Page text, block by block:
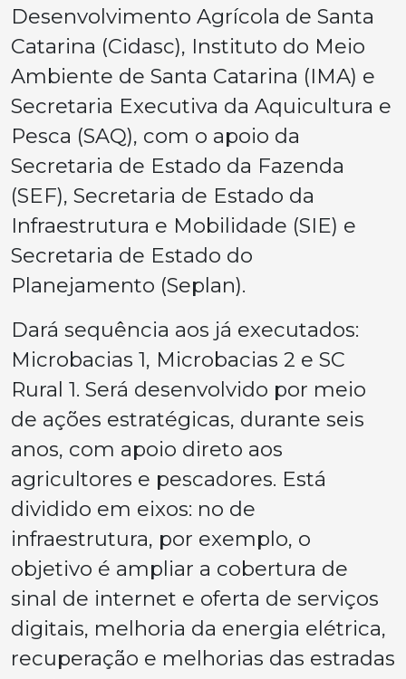
Desenvolvimento Agrícola de Santa
Catarina (Cidasc), Instituto do Meio
Ambiente de Santa Catarina (IMA) e
Secretaria Executiva da Aquicultura e
Pesca (SAQ), com o apoio da
Secretaria de Estado da Fazenda
(SEF), Secretaria de Estado da
Infraestrutura e Mobilidade (SIE) e
Secretaria de Estado do
Planejamento (Seplan).
Dará sequência aos já executados:
Microbacias 1, Microbacias 2 e SC
Rural 1. Será desenvolvido por meio
de ações estratégicas, durante seis
anos, com apoio direto aos
agricultores e pescadores. Está
dividido em eixos: no de
infraestrutura, por exemplo, o
objetivo é ampliar a cobertura de
sinal de internet e oferta de serviços
digitais, melhoria da energia elétrica,
recuperação e melhorias das estradas